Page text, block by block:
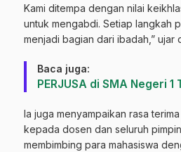
Kami ditempa dengan nilai
untuk mengabdi. Setiap langkah
menjadi bagian dari ibadah,” ujar
Baca juga:
PERJUSA di SMA Negeri 1
Ia juga menyampaikan rasa
kepada dosen dan seluruh
membimbing para mahasiswa